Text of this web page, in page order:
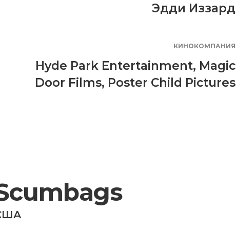
Эдди Иззард
КИНОКОМПАНИЯ
Hyde Park Entertainment, Magic
Door Films, Poster Child Pictures